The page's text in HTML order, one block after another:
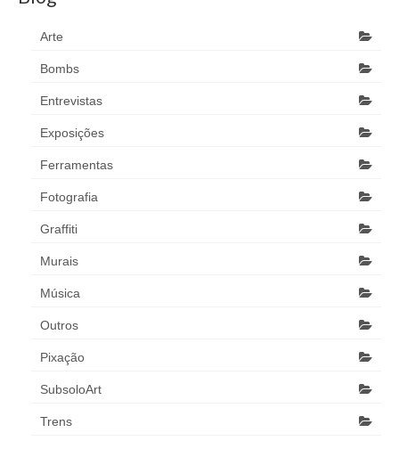
Arte
Bombs
Entrevistas
Exposições
Ferramentas
Fotografia
Graffiti
Murais
Música
Outros
Pixação
SubsoloArt
Trens